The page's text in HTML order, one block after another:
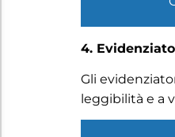
4.
Gli
leggibilità e a